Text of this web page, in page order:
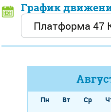
График
Пн Вт Ср